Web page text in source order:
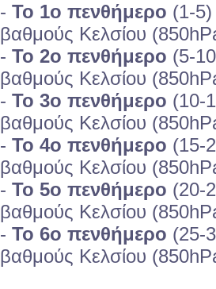
- Το 1ο πενθήμερο (1-
βαθμούς Κελσίου
- Το 2ο πενθήμερο (5-
βαθμούς Κελσίου
- Το 3ο πενθήμερο (10-
βαθμούς Κελσίου
- Το 4ο πενθήμερο (15-
βαθμούς Κελσίου
- Το 5ο πενθήμερο (20-
βαθμούς Κελσίου
- Το 6ο πενθήμερο (25-
βαθμούς Κελσίου